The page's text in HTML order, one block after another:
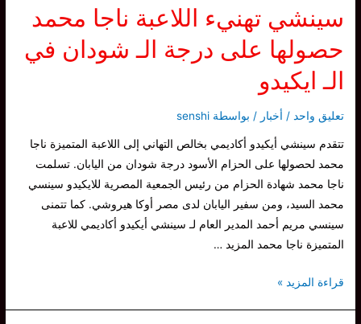
سينشي تهنيء اللاعبة ناجا محمد
حصولها على درجة الـ شودان في
الـ ايكيدو
تعليق واحد / أخبار / بواسطة senshi
تتقدم سينشي أيكيدو أكاديمي بخالص التهاني إلى اللاعبة المتميزة ناجا
محمد لحصولها على الحزام الأسود درجة شودان من اليابان. تسلمت
ناجا محمد شهادة الحزام من رئيس الجمعية المصرية للايكيدو سينسي
محمد السيد، ومن سفير اليابان لدى مصر أوكا هيروشي. كما تتمنى
سينسي مريم أحمد المدير العام لـ سينشي أيكيدو أكاديمي للاعبة
المتميزة ناجا محمد المزيد …
سينشي
قراءة المزيد »